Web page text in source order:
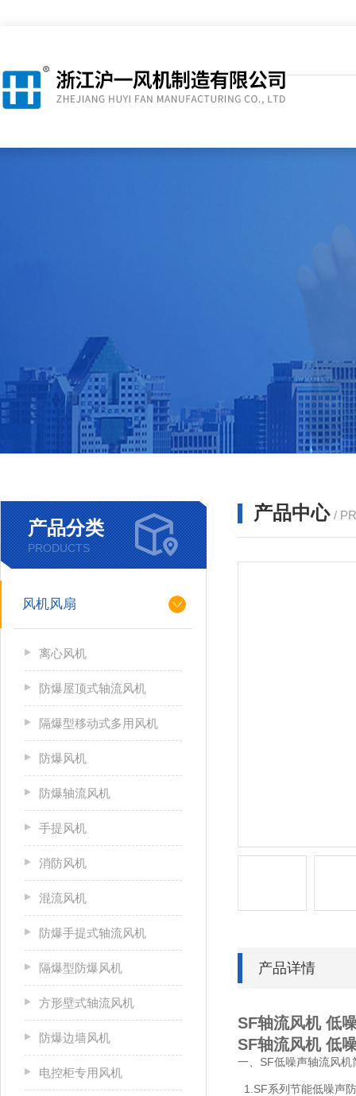
产品分类
PRODUCTS
风机风扇
离心风机
防爆屋顶式轴流风机
隔爆型移动式多用风机
防爆风机
防爆轴流风机
手提风机
消防风机
混流风机
防爆手提式轴流风机
隔爆型防爆风机
方形壁式轴流风机
防爆边墙风机
电控柜专用风机
产品中心 /
产品详情
SF轴流风机 低
SF轴流风机 低
一、SF低噪声轴流风机
1.SF系列节能低噪声